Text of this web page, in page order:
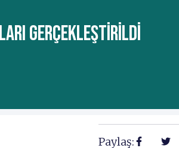
Gerçekleştirildi
Paylaş: